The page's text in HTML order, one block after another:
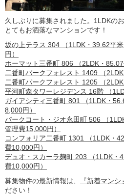
久しぶりに募集されました。1LDKのお
とてもお洒落なマンションです！
坂の上テラス 304 （1LDK・39.62平
円）
ホーマット三番町 806 （2LDK・85.07
二番町パークフォレスト 1409 （
二番町パークフォレスト 1205 （
平河町森タワーレジデンス 16階 （
ガイアシティ三番町 801 （1LDK・
8,000円）
パークコート・ジオ永田町 506 （
管理費15,000円）
コンフォリア二番町 1301 （1LDK・
費10,000円）
デュオ・スカーラ麹町 203 （1LDK・
費10,000円）
募集物件の最新情報は、
『新着マンシ
ださい！